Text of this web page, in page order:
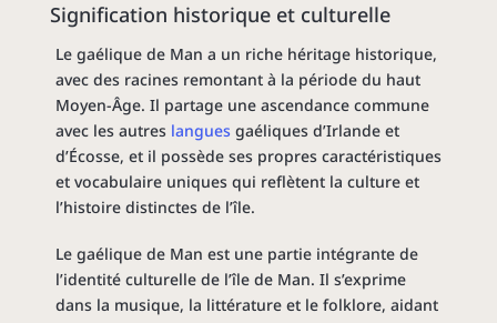
Signification historique et culturelle
Le gaélique de Man a un riche héritage historique,
avec des racines remontant à la période du haut
Moyen-Âge. Il partage une ascendance commune
avec les autres langues gaéliques d’Irlande et
d’Écosse, et il possède ses propres caractéristiques
et vocabulaire uniques qui reflètent la culture et
l’histoire distinctes de l’île.
Le gaélique de Man est une partie intégrante de
l’identité culturelle de l’île de Man. Il s’exprime
dans la musique, la littérature et le folklore, aidant